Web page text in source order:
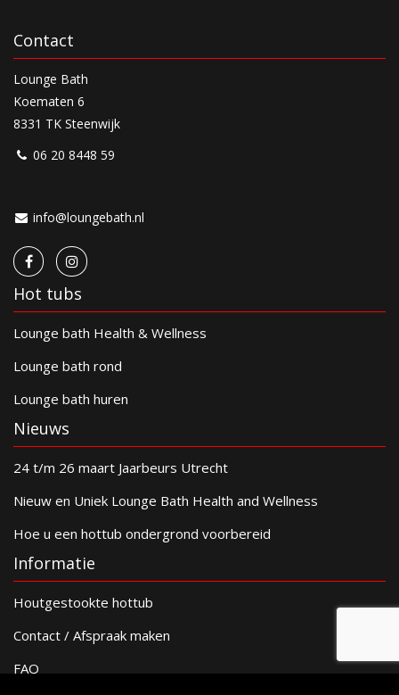
Contact
Lounge Bath
Koematen 6
8331 TK Steenwijk
06 20 8448 59
info@loungebath.nl
Hot tubs
Lounge bath Health & Wellness
Lounge bath rond
Lounge bath huren
Nieuws
24 t/m 26 maart Jaarbeurs Utrecht
Nieuw en Uniek Lounge Bath Health and Wellness
Hoe u een hottub ondergrond voorbereid
Informatie
Houtgestookte hottub
Contact / Afspraak maken
FAQ